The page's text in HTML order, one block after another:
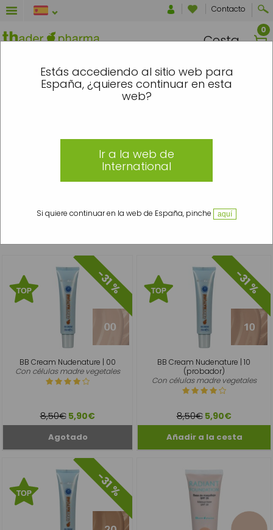
Estás accediendo al sitio web para
España, ¿quieres continuar en esta
web?
Ir a la web de
International
Si quiere continuar en la web de España, pinche aquí
Contacto
Cesta
ENTRE EL 7 Y EL 16 DE AGOSTO SE
Maquillaje » Rostro Bases de maquillaje
Descubre nuestras bases de maquillaje con protección solar. Utiliza
BB Cream Nudenature | 00
Con células madre vegetales
-31 %
8,50€ 5,90€
BB Cream Nudenature | 10
(probador)
Con células madre vegetales
-31 %
8,50€ 5,90€
-31 %